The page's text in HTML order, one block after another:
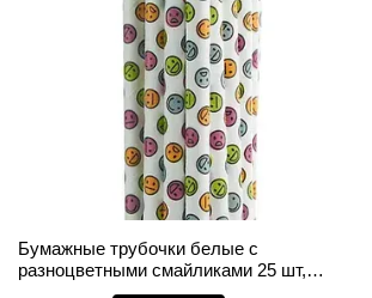
Бумажные трубочки белые с
разноцветными смайликами 25 шт,